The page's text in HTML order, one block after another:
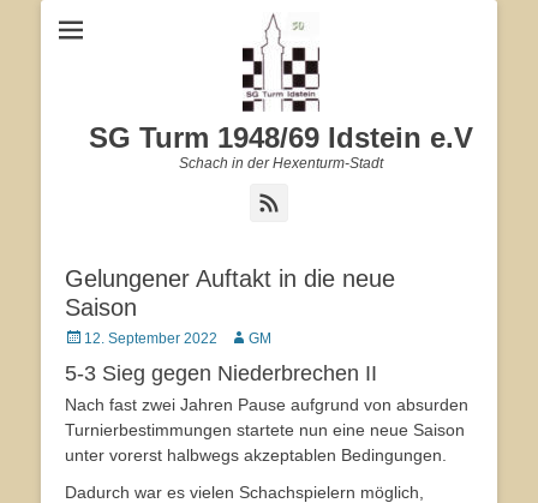
SG Turm 1948/69 Idstein e.V
Schach in der Hexenturm-Stadt
Gelungener Auftakt in die neue
Saison
Veröffentlicht
12. September 2022 Autor
GM
5-3 Sieg gegen Niederbrechen II
Nach fast zwei Jahren Pause aufgrund von absurden
Turnierbestimmungen startete nun eine neue Saison
unter vorerst halbwegs akzeptablen Bedingungen.
Dadurch war es vielen Schachspielern möglich,